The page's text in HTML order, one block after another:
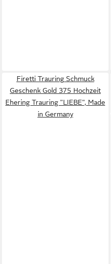
Firetti Trauring Schmuck
Geschenk Gold 375 Hochzeit
Ehering Trauring "LIEBE", Made
in Germany